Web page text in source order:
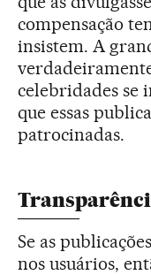
compensação
insistem. A
celebridades se
que essas
patrocinadas.
Se as
nos usuários,